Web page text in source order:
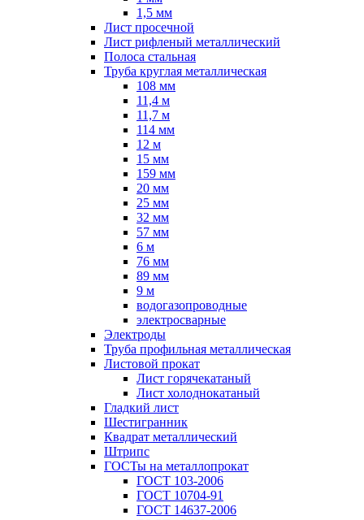
1,5 мм
Лист просечной
Лист рифленый металлический
Полоса стальная
Труба круглая металлическая
108 мм
11,4 м
11,7 м
114 мм
12 м
15 мм
159 мм
20 мм
25 мм
32 мм
57 мм
6 м
76 мм
89 мм
9 м
водогазопроводные
электросварные
Электроды
Труба профильная металлическая
Листовой прокат
Лист горячекатаный
Лист холоднокатаный
Гладкий лист
Шестигранник
Квадрат металлический
Штрипс
ГОСТы на металлопрокат
ГОСТ 103-2006
ГОСТ 10704-91
ГОСТ 14637-2006